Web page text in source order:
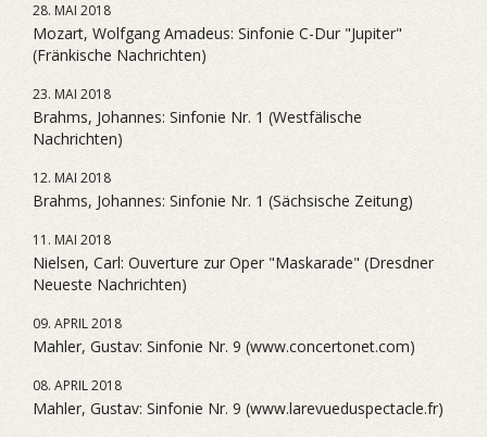
28. MAI 2018
Mozart, Wolfgang Amadeus: Sinfonie C-Dur "Jupiter"
(Fränkische Nachrichten)
23. MAI 2018
Brahms, Johannes: Sinfonie Nr. 1 (Westfälische
Nachrichten)
12. MAI 2018
Brahms, Johannes: Sinfonie Nr. 1 (Sächsische Zeitung)
11. MAI 2018
Nielsen, Carl: Ouverture zur Oper "Maskarade" (Dresdner
Neueste Nachrichten)
09. APRIL 2018
Mahler, Gustav: Sinfonie Nr. 9 (www.concertonet.com)
08. APRIL 2018
Mahler, Gustav: Sinfonie Nr. 9 (www.larevueduspectacle.fr)